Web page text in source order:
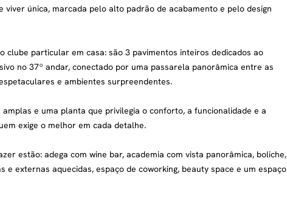
única, marcada pelo alto padrão de acabamento e pelo design
clube particular em casa: são 3 pavimentos inteiros dedicados ao
no 37º andar, conectado por uma passarela panorâmica entre as
e ambientes surpreendentes.
e uma planta que privilegia o conforto, a funcionalidade e a
exige o melhor em cada detalhe.
estão: adega com wine bar, academia com vista panorâmica, boliche,
e externas aquecidas, espaço de coworking, beauty space e um espaço